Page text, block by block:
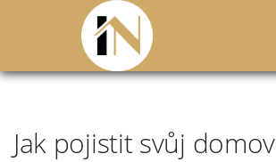
Jak pojistit svůj domov